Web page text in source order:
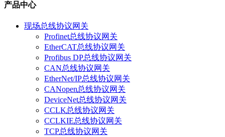
产品中心
现场总线协议网关
Profinet总线协议网关
EtherCAT总线协议网关
Profibus DP总线协议网关
CAN总线协议网关
EtherNet/IP总线协议网关
CANopen总线协议网关
DeviceNet总线协议网关
CCLK总线协议网关
CCLKIE总线协议网关
TCP总线协议网关